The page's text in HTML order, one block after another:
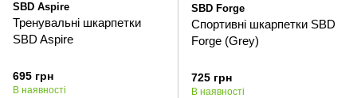
SBD Aspire
Тренувальні шкарпетки
SBD Aspire
695 грн
В наявності
SBD Forge
Спортивні шкарпетки SBD
Forge (Grey)
725 грн
В наявності